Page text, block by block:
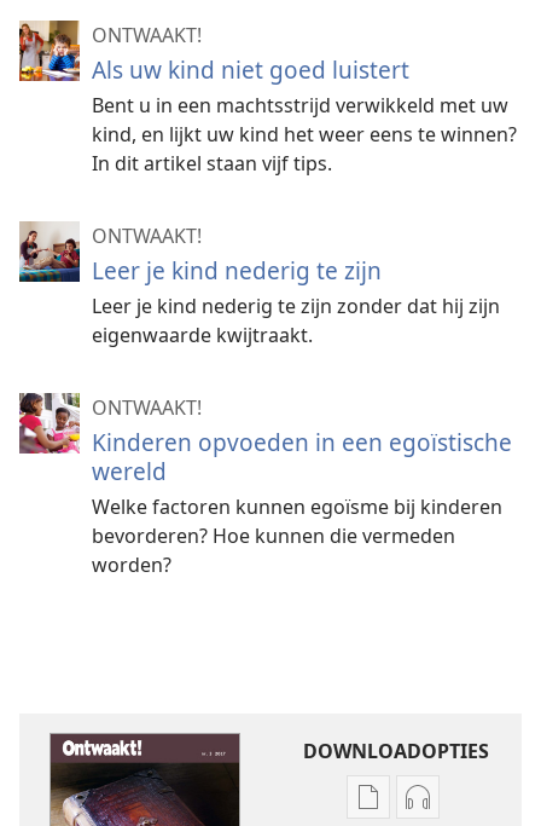
ONTWAAKT!
Als uw kind niet goed luistert
Bent u in een machtsstrijd verwikkeld met uw
kind, en lijkt uw kind het weer eens te winnen?
In dit artikel staan vijf tips.
ONTWAAKT!
Leer je kind nederig te zijn
Leer je kind nederig te zijn zonder dat hij zijn
eigenwaarde kwijtraakt.
ONTWAAKT!
Kinderen opvoeden in een egoïstische
wereld
Welke factoren kunnen egoïsme bij kinderen
bevorderen? Hoe kunnen die vermeden
worden?
DOWNLOADOPTIES
Downloadopties